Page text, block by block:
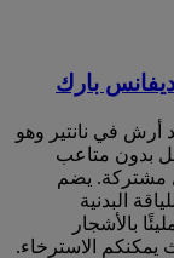
يقع ‏‫فندق ميركيور باريس لا ديفينس غراند أرش‬ في نانتير وهو
بدون متاعب
مشتركة. يضم
البدنية
بالأشجار
يمكنكم الاسترخاء.